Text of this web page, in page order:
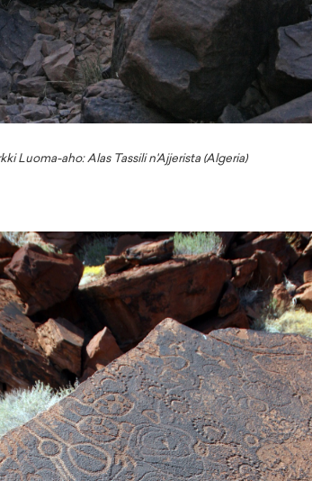
Luoma-aho: Alas Tassilin'Ajjerista (Algeria)